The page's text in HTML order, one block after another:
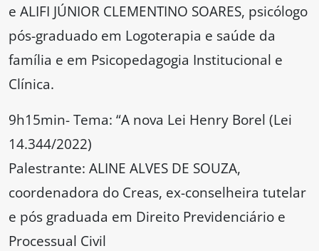
e ALIFI JÚNIOR CLEMENTINO SOARES, psicólogo
pós-graduado em Logoterapia e saúde da
família e em Psicopedagogia Institucional e
Clínica.
9h15min- Tema: “A nova Lei Henry Borel (Lei
14.344/2022)
Palestrante: ALINE ALVES DE SOUZA,
coordenadora do Creas, ex-conselheira tutelar
e pós graduada em Direito Previdenciário e
Processual Civil